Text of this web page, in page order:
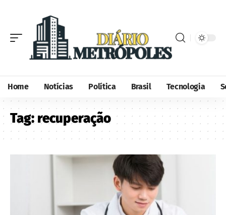
Home Notícias Política Brasil Tecnologia
Tag: recuperação